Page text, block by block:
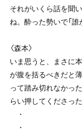
それがいくら話を聞
ね。酔った勢いで「誰
〈森本〉
いま思うと、まさに
が腹を括るべきだと
って踏み切れなかっ
らい押してくださっ
・
・